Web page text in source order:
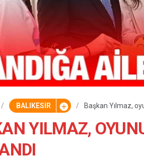
BALIKESİR Başkan Yılmaz,
YILMAZ,